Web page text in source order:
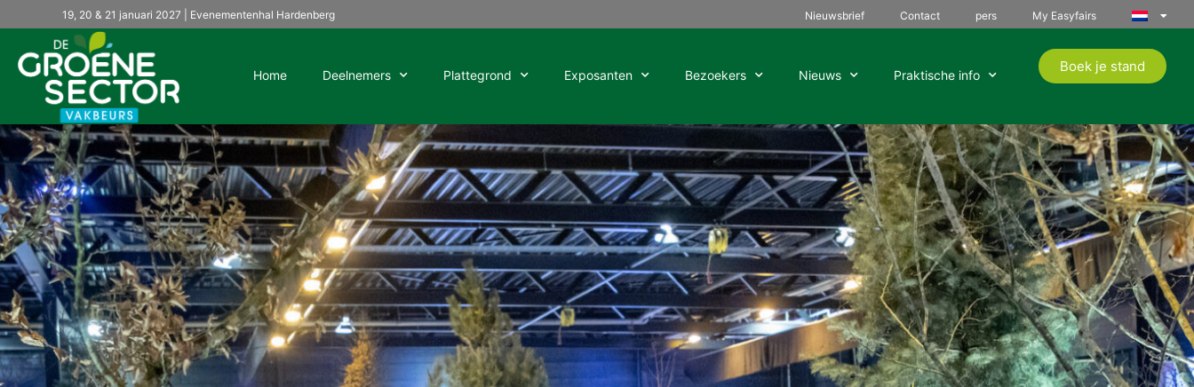
19, 20 & 21 januari 2027 | Evenementenhal Hardenberg Nieuwsbrief Contact pers My Easyfairs
Home Deelnemers Plattegrond Exposanten Bezoekers Nieuws Praktische info Boek je stand